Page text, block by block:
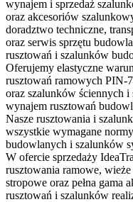
wynajem i sprzedaż
oraz akcesoriów
doradztwo techniczne,
oraz serwis sprzętu
rusztowań i szalunków
Oferujemy elastyczne
rusztowań ramowych
oraz szalunków ściennych
wynajem rusztowań
Nasze rusztowania i
wszystkie wymagane
budowlanych i szalunków
W ofercie sprzedaży
rusztowania ramowe,
stropowe oraz pełna gama
rusztowań i szalunków